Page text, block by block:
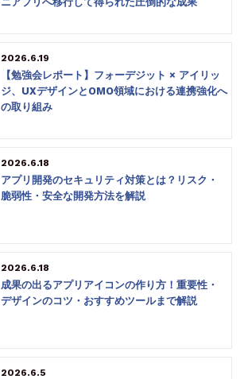
2026.6.19
【勉強会レポート】フォーデジット × アイリッ
ジ、UXデザインとOMO領域における連携強化へ
の取り組み
2026.6.18
アプリ開発のセキュリティ対策とは？リスク・
脆弱性・安全な開発方法を解説
2026.6.18
成果の出るアプリアイコンの作り方！重要性・
デザインのコツ・おすすめツールまで解説
2026.6.5